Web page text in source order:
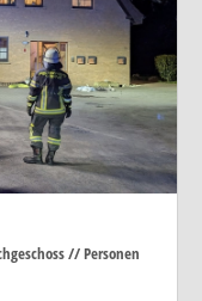
// Personen